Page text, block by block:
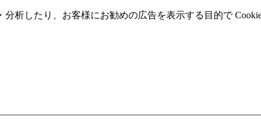
析したり、お客様にお勧めの広告を表⽰する⽬的で